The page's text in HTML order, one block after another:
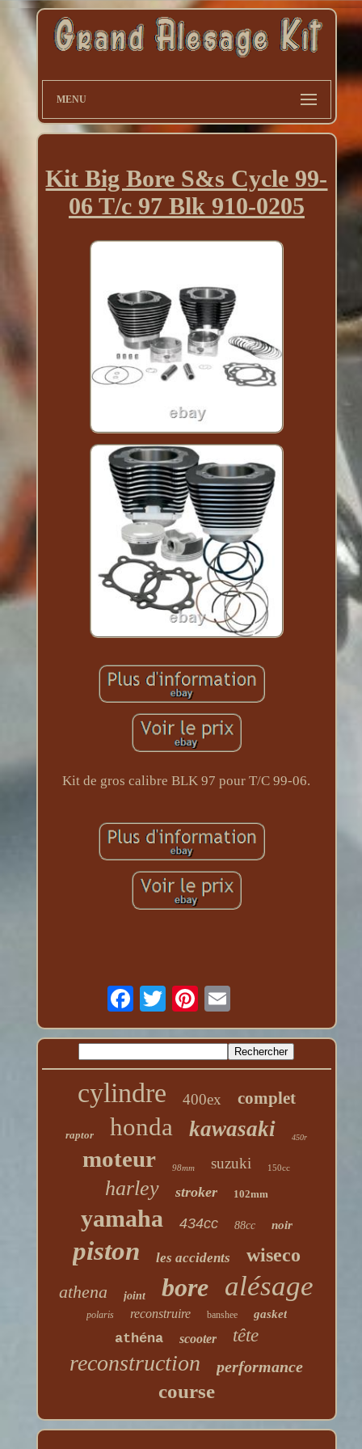
MENU
Kit Big Bore S&s Cycle 99-
06 T/c 97 Blk 910-0205
Kit de gros calibre BLK 97 pour T/C 99-06.
cylindre 400ex complet
raptor honda kawasaki 450r
moteur 98mm suzuki 150cc
harley stroker 102mm
yamaha 434cc 88cc noir
piston les accidents wiseco
athena joint bore alésage
polaris reconstruire banshee gasket
athéna scooter tête
reconstruction performance
course